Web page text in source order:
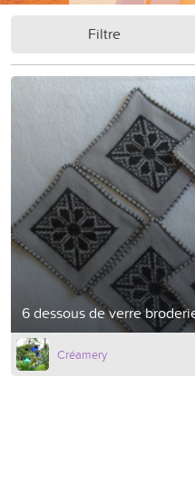
Filtre
6 dessous de verre
Créamery